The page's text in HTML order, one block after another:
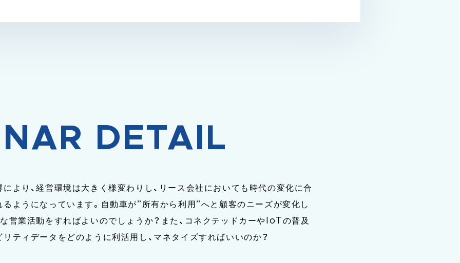
DETAIL
より、経営環境は大きく様変わりし、リース会社においても時代の変化に合
ようになっています。自動車が”所有から利用”へと顧客のニーズが変化し
営業活動をすればよいのでしょうか？また、コネクテッドカーやIoTの普及
ティデータをどのように利活用し、マネタイズすればいいのか？